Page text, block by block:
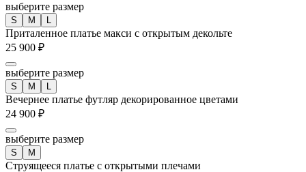
выберите размер
S M L
Приталенное платье макси с открытым декольте
25 900 ₽
выберите размер
S M L
Вечернее платье футляр декорированное цветами
24 900 ₽
выберите размер
S M
Струящееся платье с открытыми плечами